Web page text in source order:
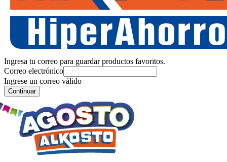
Ingresa tu correo para guardar productos favoritos.
Correo electrónico
Ingrese un correo válido
Continuar